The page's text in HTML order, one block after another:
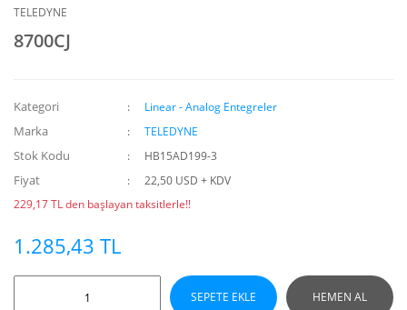
TELEDYNE
8700CJ
Kategori Linear - Analog Entegreler
Marka TELEDYNE
Stok Kodu HB15AD199-3
Fiyat
22,50 USD + KDV
229,17 TL den başlayan taksitlerle!!
1.285,43 TL
SEPETE EKLE HEMEN AL